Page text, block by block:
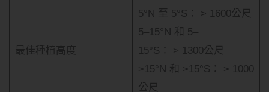
最佳種植高度
5°N 至 5°S： > 1600公尺
5–15°N 和 5–
15°S： > 1300公尺
>15°N 和 >15°S： > 1000
公尺